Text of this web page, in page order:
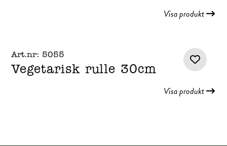
Visa produkt
Art.nr: 5055
Vegetarisk rulle 30cm
Visa produkt